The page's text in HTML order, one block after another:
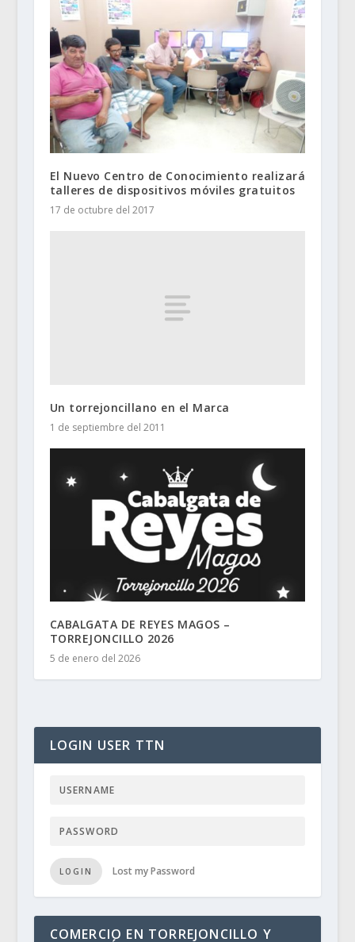
El Nuevo Centro de Conocimiento realizará
talleres de dispositivos móviles gratuitos
17 de octubre del 2017
Un torrejoncillano en el Marca
1 de septiembre del 2011
CABALGATA DE REYES MAGOS –
TORREJONCILLO 2026
5 de enero del 2026
LOGIN USER TTN
LOGIN Lost my Password
COMERCIO EN TORREJONCILLO Y